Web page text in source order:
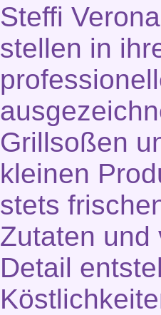
Steffi
stellen in
Grillsoßen
kleinen
stets
Zutaten und
Detail